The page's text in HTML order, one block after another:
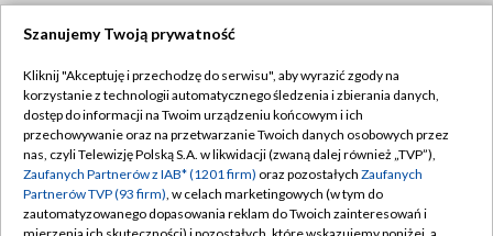
TVP
Abonament TVP
Emisja w TVP
Centrum informacji TVP
Regulamin TVP
Polityka prywatności
Moje zgody
Szanujemy Twoją prywatność
Kliknij "Akceptuję i przechodzę do serwisu", aby wyrazić zgody na
korzystanie z technologii automatycznego śledzenia i zbierania danych,
dostęp do informacji na Twoim urządzeniu końcowym i ich
przechowywanie oraz na przetwarzanie Twoich danych osobowych przez
nas, czyli Telewizję Polską S.A. w likwidacji (zwaną dalej również „TVP”),
Zaufanych Partnerów z IAB* (1201 firm) oraz pozostałych Zaufanych
Partnerów TVP (93 firm), w celach marketingowych (w tym do
zautomatyzowanego dopasowania reklam do Twoich zainteresowań i